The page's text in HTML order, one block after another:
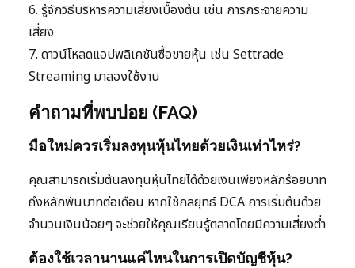
6. รู้จักวิธีบริหารความเสี่ยงเบื้องต้น เช่น การกระจายความ
เสี่ยง
7. ดาวน์โหลดแอปพลิเคชันซื้อขายหุ้น เช่น Settrade
Streaming มาลองใช้งาน
คำถามที่พบบ่อย (FAQ)
มือใหม่ควรเริ่มลงทุนหุ้นไทยด้วยเงินเท่าไหร่?
คุณสามารถเริ่มต้นลงทุนหุ้นไทยได้ด้วยเงินเพียงหลักร้อยบาท
ถึงหลักพันบาทต่อเดือน หากใช้กลยุทธ์ DCA การเริ่มต้นด้วย
จำนวนเงินน้อยๆ จะช่วยให้คุณเรียนรู้ตลาดโดยมีความเสี่ยงต่ำ
ต้องใช้เวลานานแค่ไหนในการเปิดบัญชีหุ้น?